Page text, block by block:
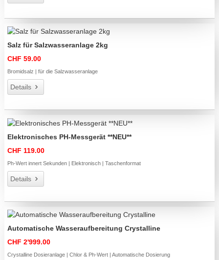
Salz für Salzwasseranlage 2kg
CHF 59.00
Bromidsalz | für die Salzwasseranlage
Details
Elektronisches PH-Messgerät **NEU**
CHF 119.00
Ph-Wert innert Sekunden | Elektronisch | Taschenformat
Details
Automatische Wasseraufbereitung Crystalline
CHF 2'999.00
Crystalline Dosieranlage | Chlor & Ph-Wert | Automatische Dosierung